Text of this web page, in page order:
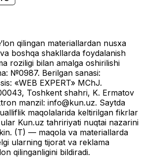
qilingan materiallardan nusxa
boshqa shakllarda foydalanish
roziligi bilan amalga oshirilishi
№0987. Berilgan sanasi:
«WEB EXPERT» MChJ.
Toshkent shahri, K. Ermatov
manzil: info@kun.uz. Saytda
maqolalarida keltirilgan fikrlar
Kun.uz tahririyati nuqtai nazarini
(T) — maqola va materiallarda
ularning tijorat va reklama
qilinganligini bildiradi.